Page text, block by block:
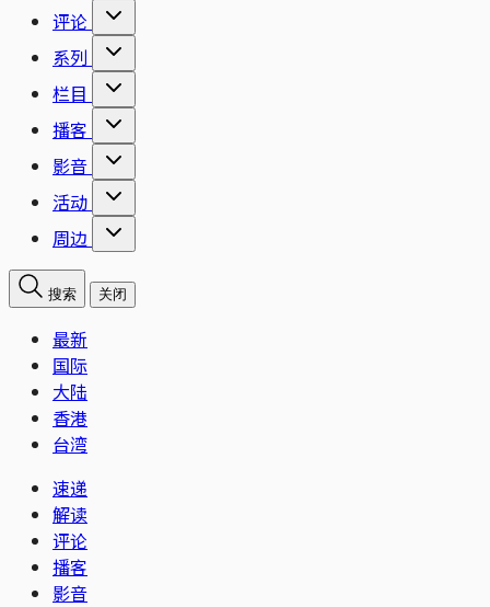
评论
系列
栏目
播客
影音
活动
周边
搜索 关闭
最新
国际
大陆
香港
台湾
速递
解读
评论
播客
影音